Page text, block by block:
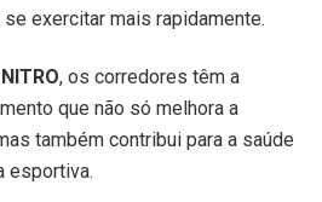
exercitar mais rapidamente.
, os corredores têm a
que não só melhora a
também contribui para a saúde
esportiva.